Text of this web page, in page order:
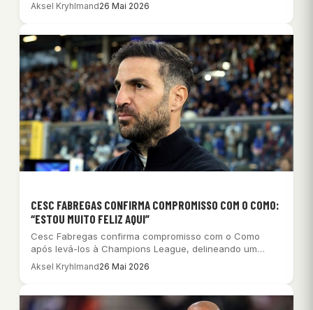
Aksel Kryhlmand26 Mai 2026
CESC FABREGAS CONFIRMA COMPROMISSO COM O COMO:
“ESTOU MUITO FELIZ AQUI”
Cesc Fabregas confirma compromisso com o Como
após levá-los à Champions League, delineando um
futuro…
Aksel Kryhlmand26 Mai 2026